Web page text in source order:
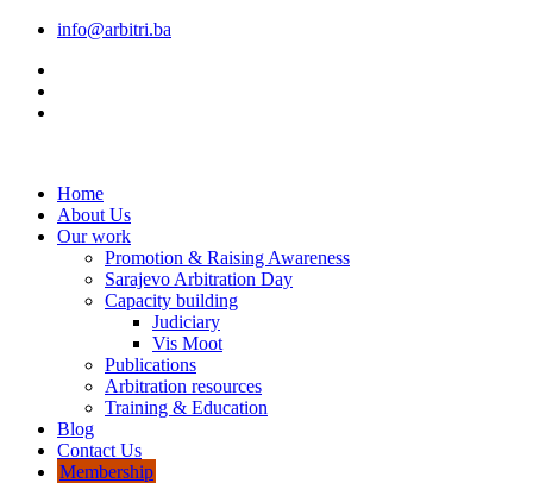
info@arbitri.ba
Home
About Us
Our work
Promotion & Raising Awareness
Sarajevo Arbitration Day
Capacity building
Judiciary
Vis Moot
Publications
Arbitration resources
Training & Education
Blog
Contact Us
Membership